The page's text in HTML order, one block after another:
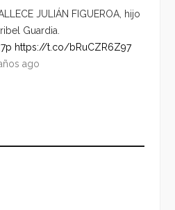
JULIÁN FIGUEROA, hijo
Guardia.
https://t.co/bRuCZR6Z97
ago